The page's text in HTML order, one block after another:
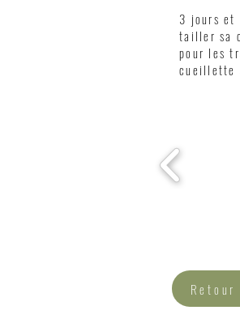
3 jours et
tailler sa
pour les
cueillette